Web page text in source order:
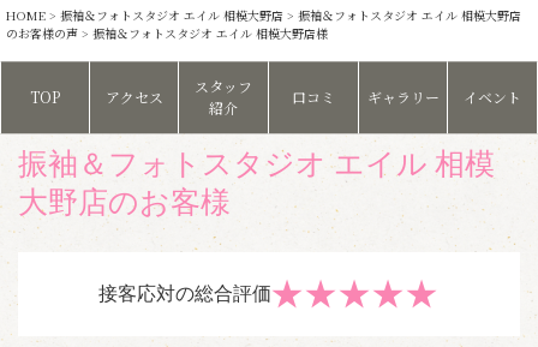
HOME > 振袖＆フォトスタジオ エイル 相模大野店 > 振袖＆フォトスタジオ エイル 相模大野店
のお客様の声 > 振袖＆フォトスタジオ エイル 相模大野店様
TOP アクセス
スタッフ
紹介
口コミ ギャラリー イベント
振袖＆フォトスタジオ エイル 相模
大野店のお客様
接客応対の総合評価 ★
★
★
★
★